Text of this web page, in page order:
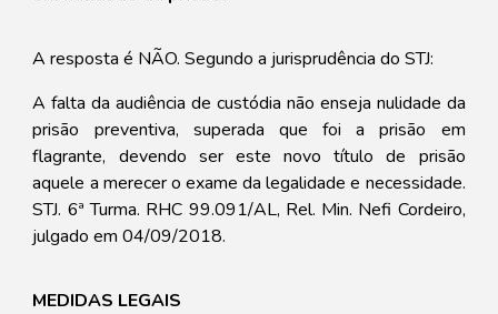
A resposta é NÃO. Segundo a jurisprudência do STJ:
A falta da audiência de custódia não enseja nulidade da
prisão preventiva, superada que foi a prisão em
flagrante, devendo ser este novo título de prisão
aquele a merecer o exame da legalidade e necessidade.
STJ. 6ª Turma. RHC 99.091/AL, Rel. Min. Nefi Cordeiro,
julgado em 04/09/2018.
MEDIDAS LEGAIS